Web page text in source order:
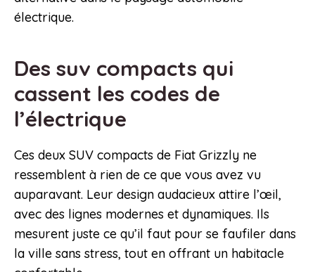
électrique.
Des suv compacts qui
cassent les codes de
l’électrique
Ces deux SUV compacts de Fiat Grizzly ne
ressemblent à rien de ce que vous avez vu
auparavant. Leur design audacieux attire l’œil,
avec des lignes modernes et dynamiques. Ils
mesurent juste ce qu’il faut pour se faufiler dans
la ville sans stress, tout en offrant un habitacle